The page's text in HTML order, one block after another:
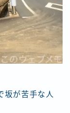
坂が苦手な人